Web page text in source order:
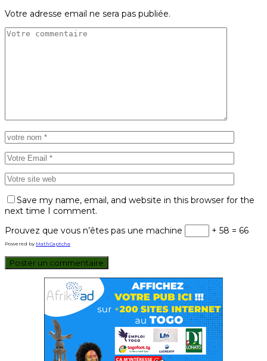
Votre adresse email ne sera pas publiée.
Save my name, email, and website in this browser for the
next time I comment.
Prouvez que vous n’êtes pas une machine
+ 58 = 66
Powered by MathCaptcha